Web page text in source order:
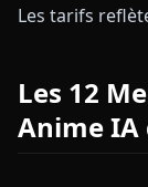
Les tarifs
Les 12
Anime IA